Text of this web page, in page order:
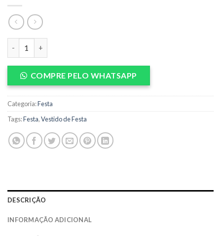
COMPRE PELO WHATSAPP
Categoria:Festa
Tags:Festa,Vestido de Festa
DESCRIÇÃO
INFORMAÇÃO ADICIONAL